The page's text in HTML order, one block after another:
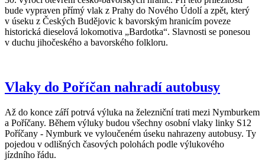
bude vypraven přímý vlak z Prahy do Nového Údolí a zpět, který
v úseku z Českých Budějovic k bavorským hranicím poveze
historická dieselová lokomotiva „Bardotka“. Slavnosti se ponesou
v duchu jihočeského a bavorského folkloru.
Vlaky do Poříčan nahradí autobusy
Až do konce září potrvá výluka na železniční trati mezi Nymburkem
a Poříčany. Během výluky budou všechny osobní vlaky linky S12
Poříčany - Nymburk ve vyloučeném úseku nahrazeny autobusy. Ty
pojedou v odlišných časových polohách podle výlukového
jízdního řádu.